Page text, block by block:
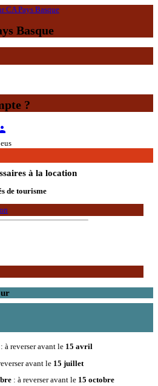
Basque
?
à la location
de tourisme
: à reverser avant le 15 avril
avant le 15 juillet
: à reverser avant le 15 octobre